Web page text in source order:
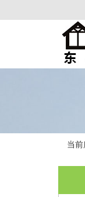
当前